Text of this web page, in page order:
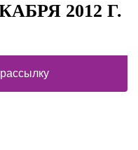
Español
Português
2012 Г.